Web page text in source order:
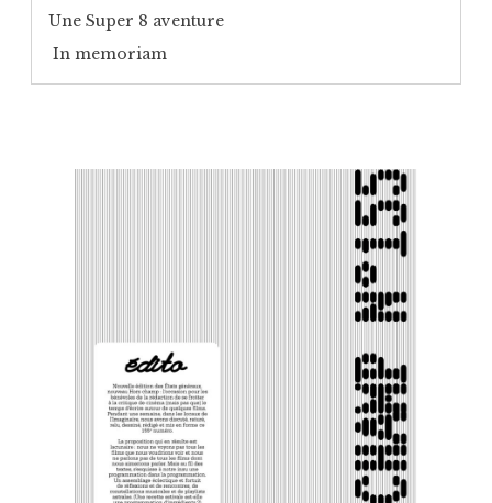
Une Super 8 aventure
In memoriam